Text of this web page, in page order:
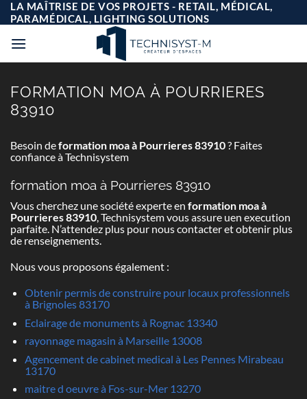
Passer
au
contenu
LA MAÎTRISE DE VOS PROJETS - RETAIL, MÉDICAL,
PARAMÉDICAL, LIGHTING SOLUTIONS
FORMATION MOA À POURRIERES
83910
Besoin deformation moa à Pourrieres 83910? Faites
confiance à Technisystem
formation moa à Pourrieres 83910
Vous cherchez une société experte en formation moa à
Pourrieres 83910, Technisystem vous assure uen execution
parfaite. N’attendez plus pour nous contacter et obtenir plus
de renseignements.
Nous vous proposons également :
Obtenir permis de construire pour locaux professionnels
à Brignoles 83170
Eclairage de monuments à Rognac 13340
rayonnage magasin à Marseille 13008
Agencement de cabinet medical à Les Pennes Mirabeau
13170
maitre d oeuvre à Fos-sur-Mer 13270